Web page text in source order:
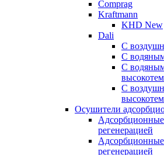
Comprag
Kraftmann
KHD New
Dali
C
C
С
C
Осушители
регенерацией
Адсорбционные
регенерацией